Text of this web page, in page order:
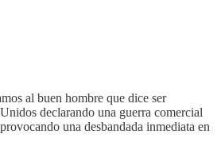
al buen hombre que dice ser
declarando una guerra comercial
una desbandada inmediata en